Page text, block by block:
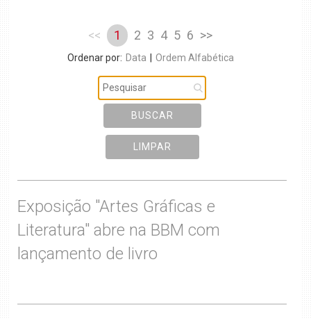
<< 1 2 3 4 5 6 >>
Ordenar por: Data Ordem Alfabética
BUSCAR
LIMPAR
Exposição "Artes Gráficas e
Literatura" abre na BBM com
lançamento de livro